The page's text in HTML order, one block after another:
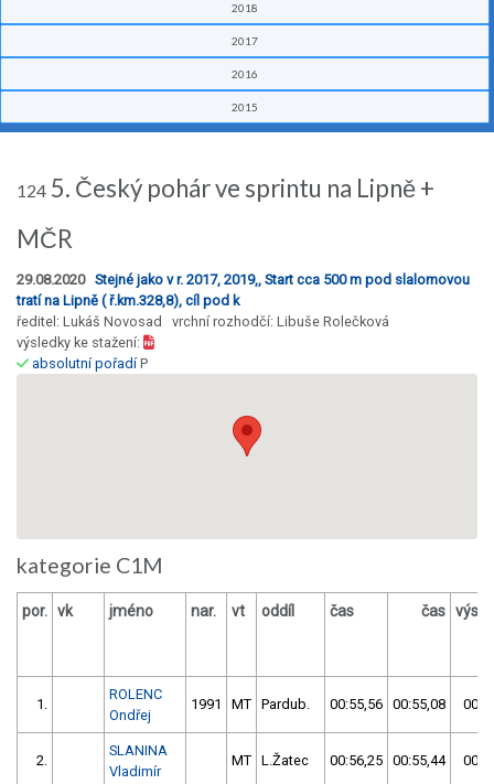
2018
2017
2016
2015
124 5. Český pohár ve sprintu na Lipně +
MČR
29.08.2020 Stejné jako v r. 2017, 2019,, Start cca 500 m pod slalomovou
tratí na Lipně ( ř.km.328,8), cíl pod k
ředitel: Lukáš Novosad vrchní rozhodčí: Libuše Rolečková
výsledky ke stažení:
absolutní pořadíP
kategorie C1M
por. vk jméno nar. vt oddíl čas čas
1.
ROLENC
Ondřej
1991 MT Pardub. 00:55,56 00:55,08
2.
SLANINA
Vladimír
MT L.Žatec 00:56,25 00:55,44